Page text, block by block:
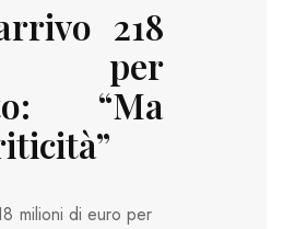
218
per
“Ma
milioni di euro per